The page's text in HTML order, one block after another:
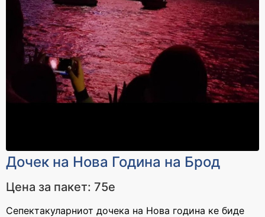
Дочек на Нова Година на Брод
Цена за пакет: 75e
Сепектакуларниот дочека на Нова година ке биде